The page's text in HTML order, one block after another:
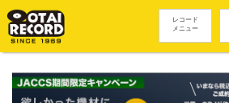
レコード
メニュー